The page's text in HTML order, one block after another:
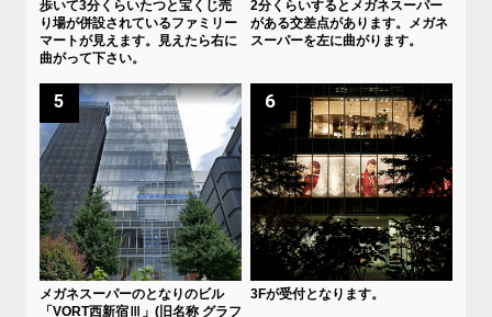
歩いて3分くらいたつと宝くじ売
り場が併設されているファミリー
マートが見えます。見えたら右に
曲がって下さい。
2分くらいするとメガネスーパー
がある交差点があります。メガネ
スーパーを左に曲がります。
5
メガネスーパーのとなりのビル
「VORT西新宿Ⅲ」(旧名称 グラフ
6
3Fが受付となります。